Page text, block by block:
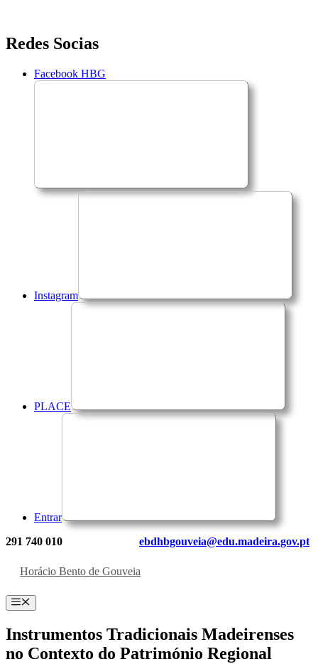
Saltar
para
conteúdo
Redes Socias
Facebook HBG
Instagram
PLACE
Entrar
291 740 010 ebdhbgouveia@edu.madeira.gov.pt
Horácio Bento de Gouveia
Menu
Instrumentos Tradicionais Madeirenses
no Contexto do Património Regional